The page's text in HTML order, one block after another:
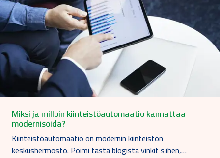
Miksi ja milloin kiinteistöautomaatio kannattaa
modernisoida?
Kiinteistöautomaatio on modernin kiinteistön
keskushermosto. Poimi tästä blogista vinkit siihen,…